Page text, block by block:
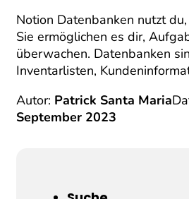
Notion Datenbanken nutzt
Sie ermöglichen es dir,
überwachen. Datenbanken
Inventarlisten,
Autor: Patrick Santa Maria
September 2023